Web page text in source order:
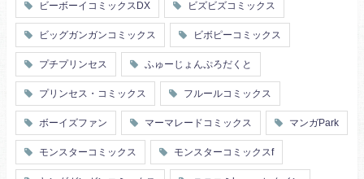
ビーボーイコミックスDX ビズビズコミックス
ビッグガンガンコミックス ビボピーコミックス
プチプリンセス ふゅーじょんぷろだくと
プリンセス・コミックス フルールコミックス
ボーイズファン マーマレードコミックス マンガPark
モンスターコミックス モンスターコミックスf